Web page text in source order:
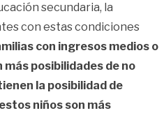
secundaria, la
con estas condiciones
con ingresos medios o
posibilidades de no
la posibilidad de
niños son más